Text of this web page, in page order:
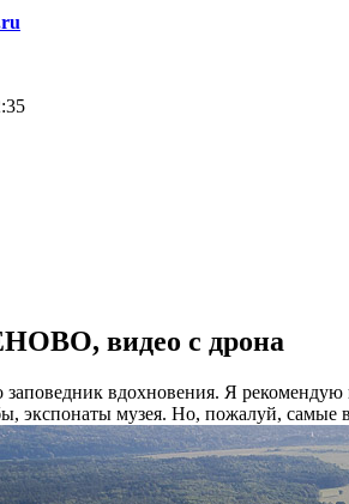
видео с дрона
заповедник вдохновения. Я
экспонаты музея. Но, пожалуй, самые